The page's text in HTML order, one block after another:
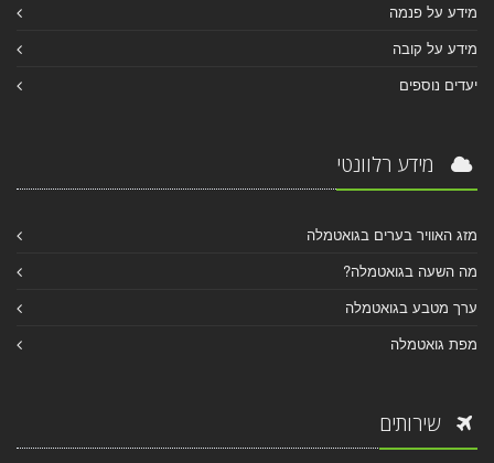
מידע על פנמה
מידע על קובה
יעדים נוספים
מידע רלוונטי
מזג האוויר בערים בגואטמלה
מה השעה בגואטמלה?
ערך מטבע בגואטמלה
מפת גואטמלה
שירותים